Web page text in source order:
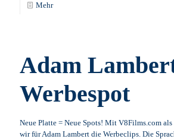
Mehr
Adam
Werbespot
Neue Platte = Neue Spots! Mit V8Films.com
wir für Adam Lambert die Werbeclips. Die